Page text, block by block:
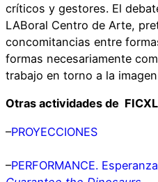
críticos y gestores. El
LABoral Centro de Arte,
concomitancias entre
formas necesariamente
trabajo en torno a la
Otras actividades de
–PROYECCIONES
–PERFORMANCE.